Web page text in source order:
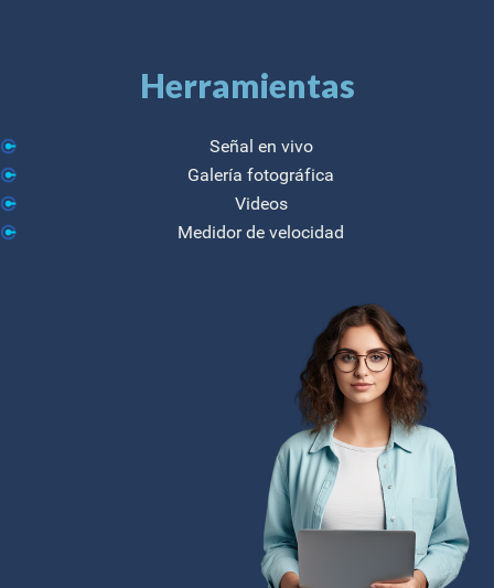
Herramientas
Señal en vivo
Galería fotográfica
Videos
Medidor de velocidad